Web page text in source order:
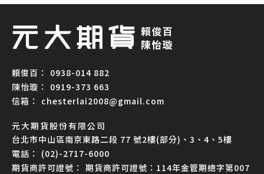
0938-014 882
0919-373 663
chesterlai2008@gmail.com
元大期貨股份有限公司
台北市中山區南京東路二段 77 號2樓(部分)、3、4、5樓
(02)-2717-6000
期貨商許可證號：114年金管期總字第007